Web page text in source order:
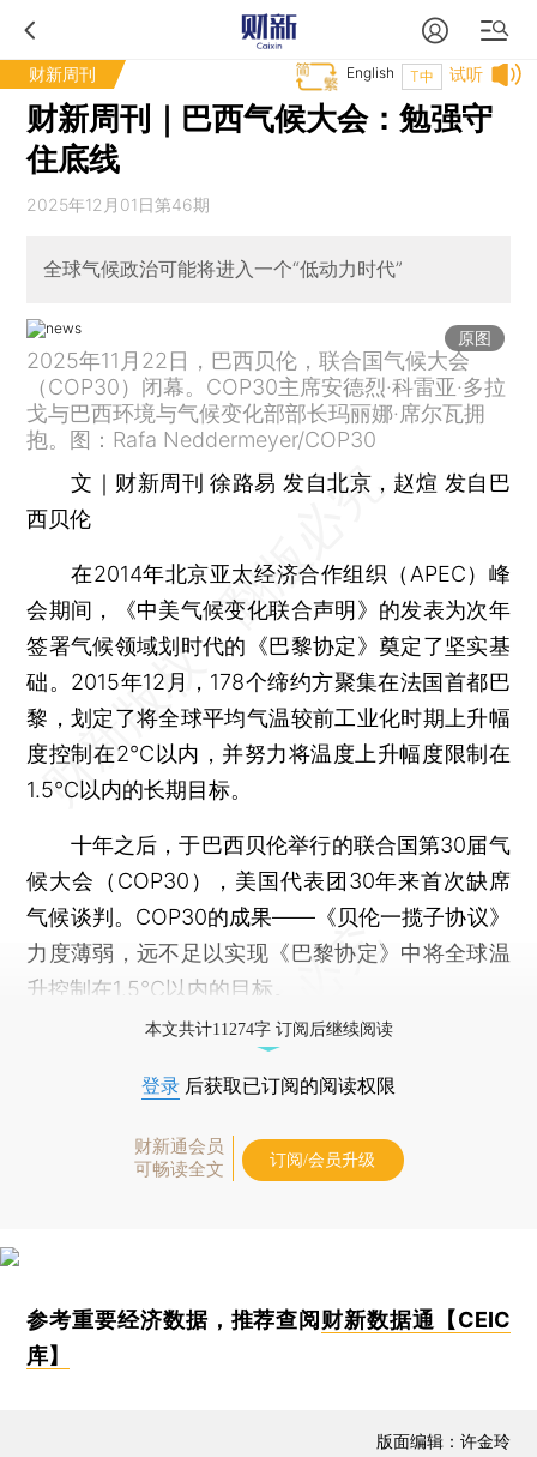
财新周刊 试听
T中
English
财新周刊｜巴西气候大会：勉强守
住底线
2025年12月01日第46期
全球气候政治可能将进入一个“低动力时代”
原图
2025年11月22日，巴西贝伦，联合国气候大会
（COP30）闭幕。COP30主席安德烈·科雷亚·多拉
戈与巴西环境与气候变化部部长玛丽娜·席尔瓦拥
抱。图：Rafa Neddermeyer/COP30
文｜财新周刊 徐路易 发自北京，赵煊 发自巴
西贝伦
在2014年北京亚太经济合作组织（APEC）峰
会期间，《中美气候变化联合声明》的发表为次年
签署气候领域划时代的《巴黎协定》奠定了坚实基
础。2015年12月，178个缔约方聚集在法国首都巴
黎，划定了将全球平均气温较前工业化时期上升幅
度控制在2℃以内，并努力将温度上升幅度限制在
1.5℃以内的长期目标。
十年之后，于巴西贝伦举行的联合国第30届气
候大会（COP30），美国代表团30年来首次缺席
气候谈判。COP30的成果——《贝伦一揽子协议》
力度薄弱，远不足以实现《巴黎协定》中将全球温
升控制在1.5℃以内的目标。
本文共计11274字 订阅后继续阅读
登录 后获取已订阅的阅读权限
财新通会员
可畅读全文
订阅/会员升级
参考重要经济数据，推荐查阅 财新数据通【CEIC
库】
版面编辑：许金玲